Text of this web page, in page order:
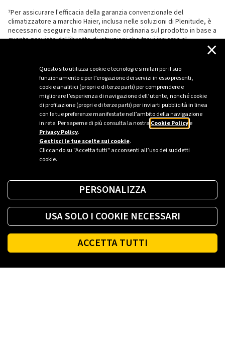
Questo sito utilizza cookie e tecnologie similari per il suo
funzionamento e per l’erogazione dei servizi in esso presenti,
cookie analitici (propri e di terze parti) per comprendere e
migliorare l’esperienza di navigazione dell’utente, nonché cookie
di profilazione (propri e di terze parti) per inviarti pubblicità in linea
con le tue preferenze manifestate nell’ambito della navigazione
in rete. Per saperne di più consulta la nostra Cookie Policye
Privacy Policy.
Gestisci le tue scelte sui cookie.
Cliccando su "Accetta tutti" acconsenti all’uso dei suddetti
cookie.
×
PERSONALIZZA
USA SOLO I COOKIE NECESSARI
ACCETTA TUTTI
⁷Per assicurare l'efficacia della garanzia convenzionale del
climatizzatore a marchio Haier, inclusa nelle soluzioni di Plenitude, è
necessario eseguire la manutenzione ordinaria sul prodotto in base a
quanto previsto dal libretto di istruzioni che trovi insieme al